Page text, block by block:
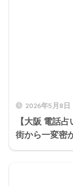
2026年5月8日
【大阪 電話
街から一変密